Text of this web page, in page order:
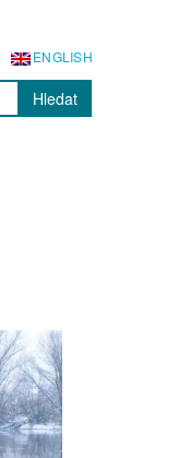
ENGLISH
Hledat